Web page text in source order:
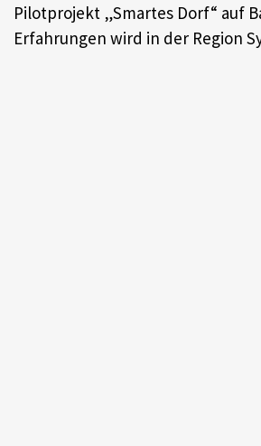
Pilotprojekt „Smartes Dorf“ auf
Erfahrungen wird in der Region